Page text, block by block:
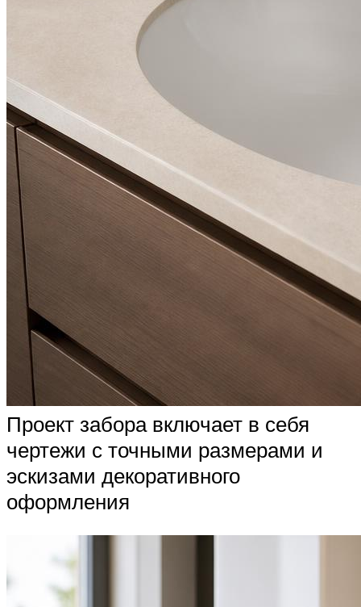
Проект забора включает в себя
чертежи с точными размерами и
эскизами декоративного
оформления